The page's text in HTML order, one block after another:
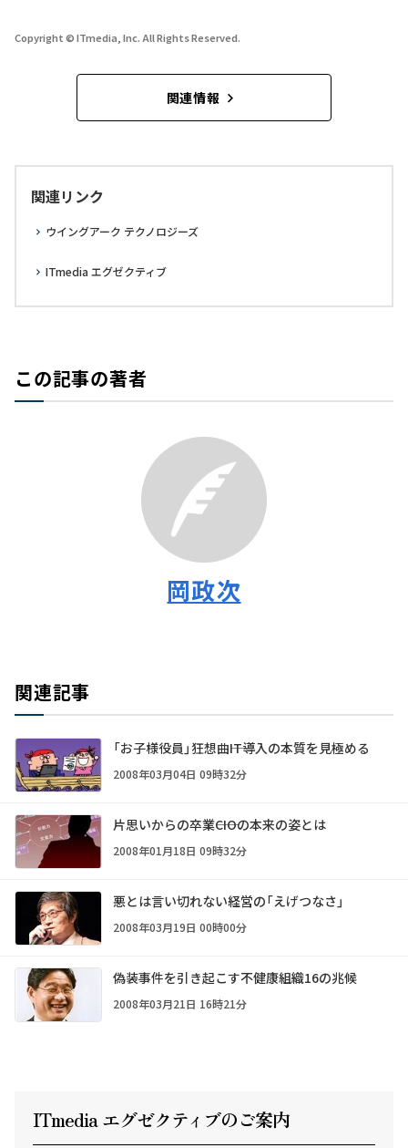
Copyright © ITmedia, Inc. All Rights Reserved.
関連情報
関連リンク
ウイングアーク テクノロジーズ
ITmedia エグゼクティブ
この記事の著者
岡政次
関連記事
「お子様役員」狂想曲――IT導入の本質を見極める
2008年03月04日 09時32分
片思いからの卒業――CIOの本来の姿とは
2008年01月18日 09時32分
悪とは言い切れない経営の「えげつなさ」
2008年03月19日 00時00分
偽装事件を引き起こす不健康組織16の兆候
2008年03月21日 16時21分
ITmedia エグゼクティ ブのご案内